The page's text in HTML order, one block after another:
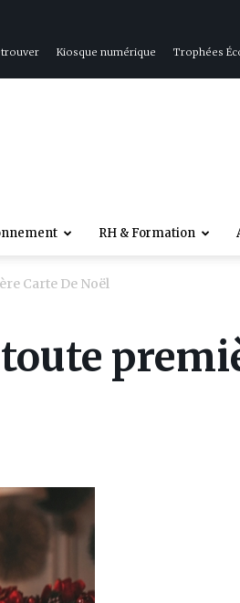
Kiosque numérique Trophées
RH & Formation
Carte De Noël